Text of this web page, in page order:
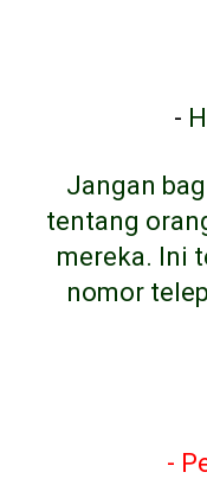
-
Jangan
tentang
mereka. Ini
nomor
-